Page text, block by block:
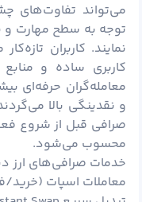
می‌تواند تفاوت‌های
توجه به سطح مهارت و
نمایند. کاربران
کاربری ساده و
معامله‌گران حرفه‌ای
و نقدینگی بالا
صرافی قبل از شروع
محسوب می‌شود.
خدمات صرافی‌های ارز
معاملات اسپات